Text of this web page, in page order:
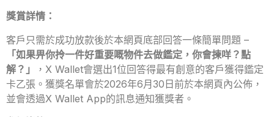
獎賞詳情：
客戶只需於成功放款後於本網頁底部回答一條簡單問題 –
「如果畀你拎一件好重要嘅物件去做鑑定，你會揀咩？點
解？」
，X Wallet會選出1位回答得最有創意的客戶獲得鑑定
卡乙張。獲獎名單會於2026年6月30日前於本網頁內公佈，
並會透過X Wallet App的訊息通知獲獎者。